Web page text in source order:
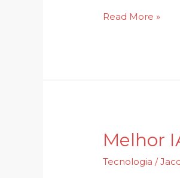
Read More »
Melhor
Tecnologia /
Melhor
para